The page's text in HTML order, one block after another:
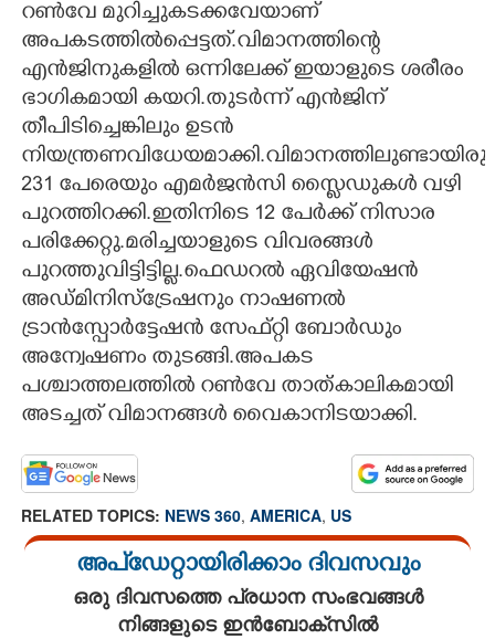
റൺവേ മുറിച്ചുകടക്കവേയാണ്
അപകടത്തിൽപ്പെട്ടത്.വിമാനത്തിന്റെ
എൻജിനുകളിൽ ഒന്നിലേക്ക് ഇയാളുടെ ശരീരം
ഭാഗികമായി കയറി.തുടർന്ന് എൻജിന്
തീപിടിച്ചെങ്കിലും ഉടൻ
231 പേരെയും എമർജൻസി സ്ലൈഡുകൾ വഴി
പുറത്തിറക്കി.ഇതിനിടെ 12 പേർക്ക് നിസാര
പരിക്കേറ്റു.മരിച്ചയാളുടെ വിവരങ്ങൾ
പുറത്തുവിട്ടിട്ടില്ല.ഫെഡറൽ ഏവിയേഷൻ
അഡ്മിനിസ്ട്രേഷനും നാഷണൽ
ട്രാൻസ്പോർട്ടേഷൻ സേഫ്റ്റി ബോർഡും
അന്വേഷണം തുടങ്ങി.അപകട
പശ്ചാത്തലത്തിൽ റൺവേ താത്കാലികമായി
അടച്ചത് വിമാനങ്ങൾ വൈകാനിടയാക്കി.
RELATED TOPICS: NEWS 360, AMERICA, US
അപ്ഡേറ്റായിരിക്കാം ദിവസവും
ഒരു ദിവസത്തെ പ്രധാന സംഭവങ്ങൾ
നിങ്ങളുടെ ഇൻബോക്സിൽ